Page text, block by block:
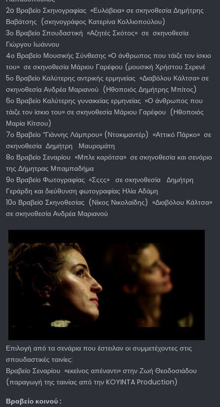
2o Βραβείο Σκηνογραφίας «Ευλάβεια» σε σκηνοθεσία Δημήτρης
Βαβάτσης (σκηνογράφος Κατερίνα Κολλιοπούλου)
3ο Βραβείο Σπουδαστική «Αζητές Σκότος» σε σκηνοθεσία
Γιώργου Ιωάννου
4ο Βραβείο Μουσικής Σύνθεσης «Ο άνθρωπος που τάιζε τον ίσκιο
του» σε σκηνοθεσία Μάριου Γαρέφου (μουσική Χρήστου Σερενέ
5ο Βραβείο Καλύτερης αντρικής ερμηνείας «Διαβόλου Κάλτσα» σε
σκηνοθεσία Ανδρέα Μαριανού (Ηθοποιός Δημήτρης Μπίτος)
6ο Βραβείο Καλύτερης γυναικείας ερμηνείας «Ο άνθρωπος που
τάιζε τον ίσκιο του» σε σκηνοθεσία Μάριου Γαρέφου (Ηθοποιός
Μαρία Κίτσου)
7ο Βραβείο “Γιάννης Λάμπρου» (Ντοκιμαντέρ) «Αττικό Πάρκο» σε
σκηνοθεσία Δημήτρη Μαυρομάτη
8ο Βραβείο Σεναρίου «Μπλε καρότσα» σε σκηνοθεσία και σενάριο
της Δήμητρας Μπαμπαδήμα
9ο Βραβείο Φωτογραφίας «Σςςς» σε σκηνοθεσία Δημήτρη
Γεράρδη και διεύθυνση φωτογραφίας Ηλία Αδάμη
10ο Βραβείo Σκηνοθεσίας (Νίκος Νικολαίδης) «Διαβόλου Κάλτσα»
σε σκηνοθεσία Ανδρέα Μαριανού
Επιλογή από τα σενάρια που έστειλαν οι συμμετέχοντες στις
σπουδαστικές ταινίες:
Βραβείο Σεναρίου «εκείνος απέναντι» στην Ζωή Θεοδοσιάδου
(παραγωγή της ταινίας από την KOYINTA Production)
Βραβείο κοινού :